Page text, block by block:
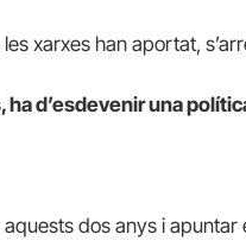
les xarxes han aportat,
d’esdevenir una
dos anys i apuntar